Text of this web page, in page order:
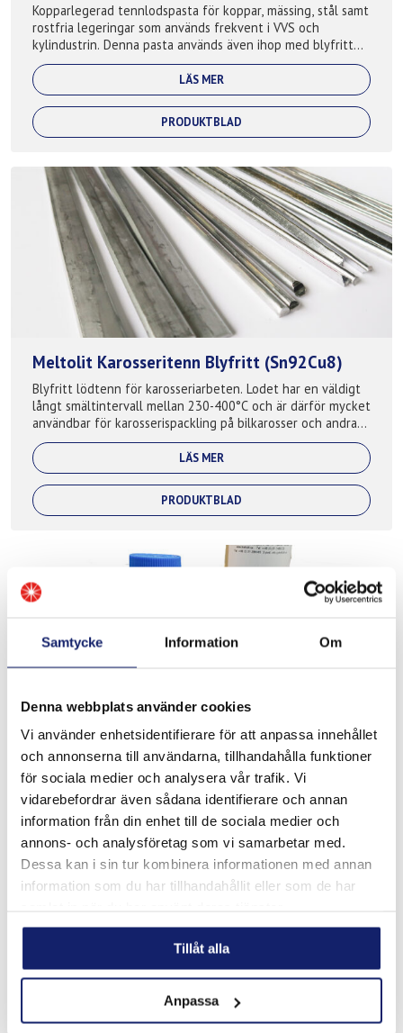
Samtycke Information Om
Denna webbplats använder cookies
Vi använder enhetsidentifierare för att anpassa innehållet
och annonserna till användarna, tillhandahålla funktioner
för sociala medier och analysera vår trafik. Vi
vidarebefordrar även sådana identifierare och annan
information från din enhet till de sociala medier och
annons- och analysföretag som vi samarbetar med.
Dessa kan i sin tur kombinera informationen med annan
information som du har tillhandahållit eller som de har
Tillåt alla
Anpassa
Kopparlegerad tennlodspasta för koppar, mässing, stål samt
rostfria legeringar som används frekvent i VVS och
kylindustrin. Denna pasta används även ihop med blyfritt
karosseritenn för karosserispa...
LÄS MER
PRODUKTBLAD
Meltolit Karosseritenn Blyfritt (Sn92Cu8)
Blyfritt lödtenn för karosseriarbeten. Lodet har en väldigt
långt smältintervall mellan 230-400°C och är därför mycket
användbar för karosserispackling på bilkarosser och andra
plåtdetaljer. Zinkh...
LÄS MER
PRODUKTBLAD
Meltolit Z-fluss Spezial
Meltolit Z-fluss Spezial är ett mycket kraftfullt flussmedel
för lödning av stål och rostfria högre legerade stål såsom
316Ti, 318 och Duplexa stålkvaliteter.
Förpackningsstorlekar: 100ml, 500ml...
LÄS MER
PRODUKTBLAD